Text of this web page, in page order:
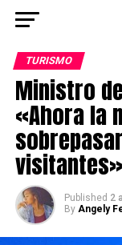
TURISMO
Ministro
«Ahora la
visitantes»
Published 2
By Angely